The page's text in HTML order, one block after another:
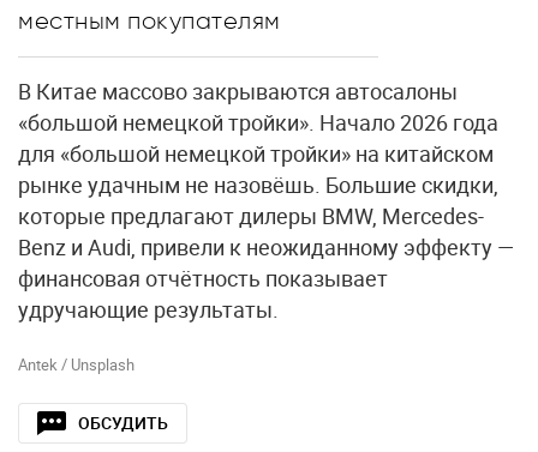
местным покупателям
В Китае массово закрываются автосалоны
«большой немецкой тройки». Начало 2026 года
для «большой немецкой тройки» на китайском
рынке удачным не назовёшь. Большие скидки,
которые предлагают дилеры BMW, Mercedes-
Benz и Audi, привели к неожиданному эффекту —
финансовая отчётность показывает
удручающие результаты.
Antek / Unsplash
ОБСУДИТЬ